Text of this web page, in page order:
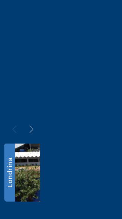
Londrina